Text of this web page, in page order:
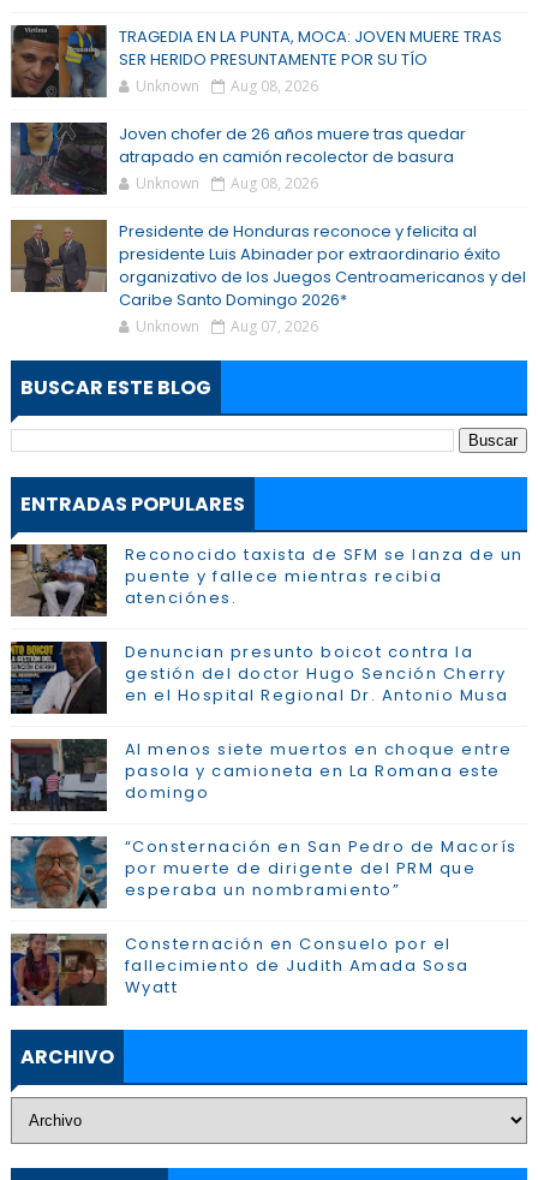
TRAGEDIA EN LA PUNTA, MOCA: JOVEN MUERE TRAS
SER HERIDO PRESUNTAMENTE POR SU TÍO
Unknown Aug 08, 2026
Joven chofer de 26 años muere tras quedar
atrapado en camión recolector de basura
Unknown Aug 08, 2026
Presidente de Honduras reconoce y felicita al
presidente Luis Abinader por extraordinario éxito
organizativo de los Juegos Centroamericanos y del
Caribe Santo Domingo 2026*
Unknown Aug 07, 2026
BUSCAR ESTE BLOG
ENTRADAS POPULARES
Reconocido taxista de SFM se lanza de un
puente y fallece mientras recibia
atenciónes.
Denuncian presunto boicot contra la
gestión del doctor Hugo Sención Cherry
en el Hospital Regional Dr. Antonio Musa
Al menos siete muertos en choque entre
pasola y camioneta en La Romana este
domingo
“Consternación en San Pedro de Macorís
por muerte de dirigente del PRM que
esperaba un nombramiento”
Consternación en Consuelo por el
fallecimiento de Judith Amada Sosa
Wyatt
ARCHIVO